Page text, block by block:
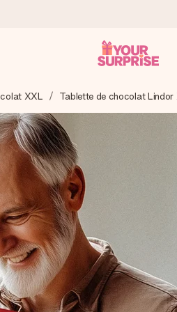
pour que vous puissiez l’offrir au
sur Google Reviews (total de
votre photo ou un message qui
XXL Tablette de chocolat Lindor